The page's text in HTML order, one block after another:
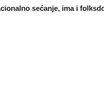
sećanje, ima i